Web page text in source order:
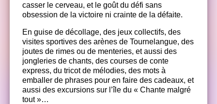
casser le cerveau, et le goût du défi sans
obsession de la victoire ni crainte de la défaite.
En guise de décollage, des jeux collectifs, des
visites sportives des arènes de Tournelangue, des
joutes de rimes ou de menteries, et aussi des
jongleries de chants, des courses de conte
express, du tricot de mélodies, des mots à
emballer de phrases pour en faire des cadeaux, et
aussi des excursions sur l’île du « Chante malgré
tout »…